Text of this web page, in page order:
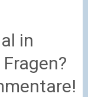
in